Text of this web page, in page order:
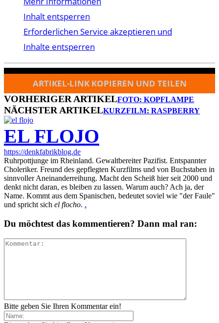
Inhalt entsperren
Erforderlichen Service akzeptieren und
Inhalte entsperren
ARTIKEL-LINK KOPIEREN UND TEILEN
VORHERIGER ARTIKELFOTO: KOPFLAMPE
NÄCHSTER ARTIKELKURZFILM: RASPBERRY
EL FLOJO
https://denkfabrikblog.de
Ruhrpottjunge im Rheinland. Gewaltbereiter Pazifist. Entspannter
Choleriker. Freund des gepflegten Kurzfilms und von Buchstaben in
sinnvoller Aneinanderreihung. Macht den Scheiß hier seit 2000 und
denkt nicht daran, es bleiben zu lassen. Warum auch? Ach ja, der
Name. Kommt aus dem Spanischen, bedeutet soviel wie "der Faule"
und spricht sich el flocho. .
Du möchtest das kommentieren? Dann mal ran:
Bitte geben Sie Ihren Kommentar ein!